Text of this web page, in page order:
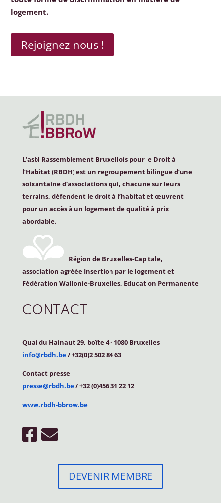
logement.
Rejoignez-nous !
L’asbl Rassemblement Bruxellois pour le Droit à
l’Habitat (RBDH) est un regroupement bilingue d’une
soixantaine d’associations qui, chacune sur leurs
terrains, défendent le droit à l’habitat et œuvrent
pour un accès à un logement de qualité à prix
abordable.
Région de Bruxelles-Capitale,
association agréée Insertion par le logement et
Fédération Wallonie-Bruxelles, Education Permanente
CONTACT
Quai du Hainaut 29, boîte 4· 1080 Bruxelles
info@rbdh.be/ +32(0)2 502 84 63
Contact presse
presse@rbdh.be/ +32 (0)456 31 22 12
www.rbdh-bbrow.be
DEVENIR MEMBRE